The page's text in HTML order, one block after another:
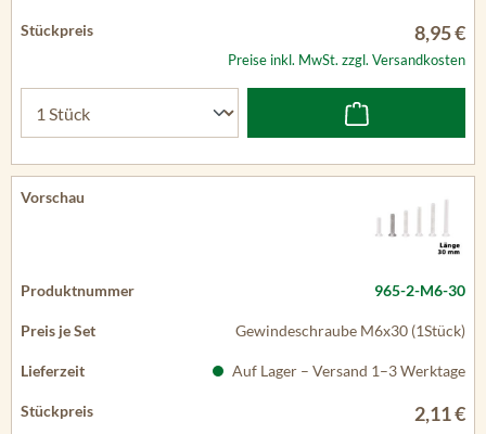
8,95 €
Preise inkl. MwSt. zzgl. Versandkosten
965-2-M6-30
Gewindeschraube M6x30 (1Stück)
Auf Lager – Versand 1–3 Werktage
2,11 €